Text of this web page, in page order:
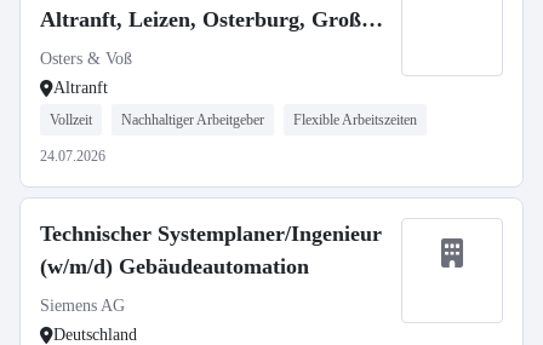
Altranft, Leizen, Osterburg, Groß
Gottschow
Osters & Voß
Altranft
Vollzeit Nachhaltiger Arbeitgeber Flexible Arbeitszeiten
24.07.2026
Technischer Systemplaner/Ingenieur
(w/m/d) Gebäudeautomation
Siemens AG
Deutschland